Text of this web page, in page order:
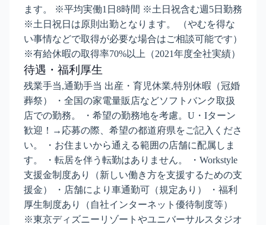
ます。 ※平均実働1日8時間 ※土日祝含む週5日勤務
※土日祝日は原則出勤となります。 （やむを得な
い事情などで取得が必要な場合はご相談可能です）
※有給休暇の取得率70%以上（2021年度全社実績）
待遇・福利厚生
残業手当,通勤手当 出産・育児休業,特別休暇（冠婚
葬祭） ・全国の家電量販店などソフトバンク取扱
店での勤務。 ・希望の勤務地を考慮。U・Iターン
歓迎！→応募の際、希望の都道府県をご記入くださ
い。 ・お住まいから通える範囲の店舗に配属しま
す。 ・転居を伴う転勤はありません。 ・Workstyle
支援金制度あり（新しい働き方を支援するための支
援金） ・店舗により車通勤可（規定あり） ・福利
厚生制度あり（自社インターネット優待制度等）
※東京ディズニーリゾートやユニバーサルスタジオ